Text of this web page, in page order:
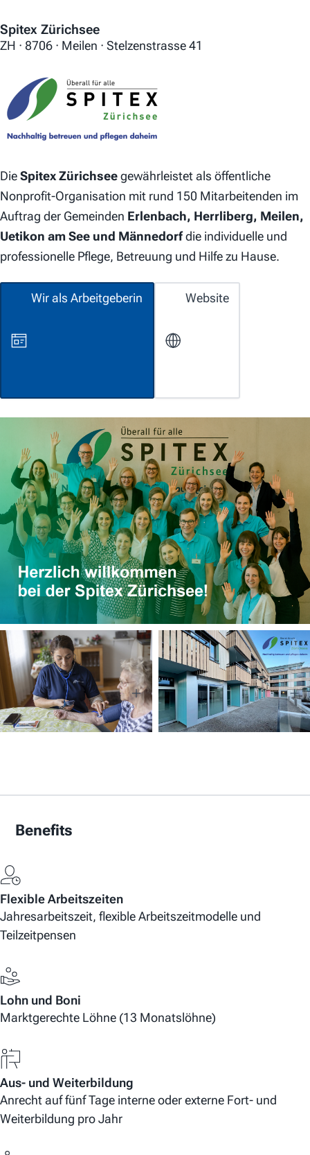
Spitex Zürichsee
ZH · 8706 · Meilen · Stelzenstrasse 41
DieSpitex Zürichseegewährleistet als öffentliche
Nonprofit-Organisation mit rund 150 Mitarbeitenden im
Auftrag der Gemeinden Erlenbach, Herrliberg, Meilen,
Uetikon am See und Männedorfdie individuelle und
professionelle Pflege, Betreuung und Hilfe zu Hause.
Wir als Arbeitgeberin Website
Benefits
Flexible Arbeitszeiten
Jahresarbeitszeit, flexible Arbeitszeitmodelle und
Teilzeitpensen
Lohn und Boni
Marktgerechte Löhne (13 Monatslöhne)
Aus- und Weiterbildung
Anrecht auf fünf Tage interne oder externe Fort- und
Weiterbildung pro Jahr